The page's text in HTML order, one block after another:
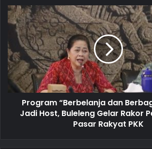
s
s
Program “Berbelanja dan
Jadi Host, Buleleng Gelar Rakor
Pasar Rakyat PKK